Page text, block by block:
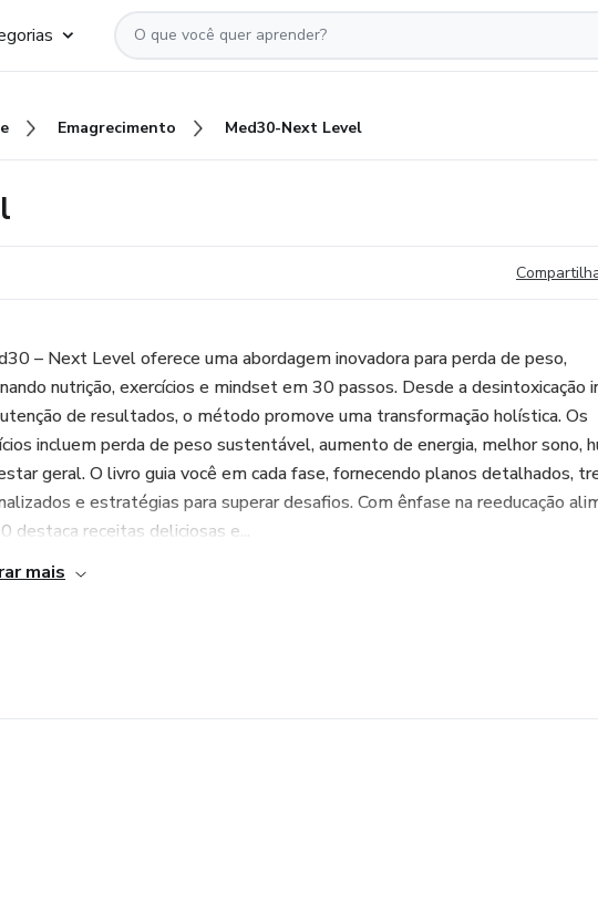
Emagrecimento Med30-Next Level
– Next Level oferece uma abordagem inovadora para perda de peso,
nutrição, exercícios e mindset em 30 passos. Desde a desintoxicação
de resultados, o método promove uma transformação holística. Os
incluem perda de peso sustentável, aumento de energia, melhor sono,
geral. O livro guia você em cada fase, fornecendo planos detalhados,
e estratégias para superar desafios. Com ênfase na reeducação
destaca receitas deliciosas e...
mais